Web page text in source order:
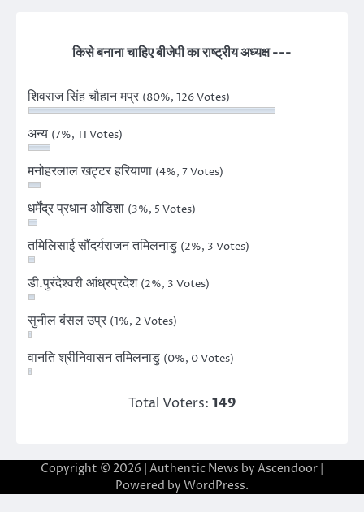
किसे बनाना चाहिए बीजेपी का राष्ट्रीय अध्यक्ष ---
शिवराज सिंह चौहान मप्र (80%, 126 Votes)
अन्य (7%, 11 Votes)
मनोहरलाल खट्टर हरियाणा (4%, 7 Votes)
धर्मेंद्र प्रधान ओडिशा (3%, 5 Votes)
तमिलिसाई सौंदर्यराजन तमिलनाडु (2%, 3 Votes)
डी.पुरंदेश्वरी आंध्रप्रदेश (2%, 3 Votes)
सुनील बंसल उप्र (1%, 2 Votes)
वानति श्रीनिवासन तमिलनाडु (0%, 0 Votes)
Total Voters: 149
Copyright © 2026 | Authentic News by Ascendoor
Powered by WordPress.